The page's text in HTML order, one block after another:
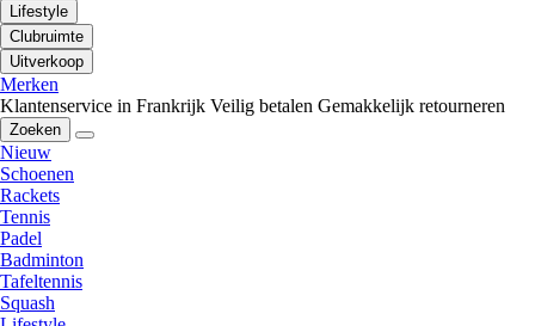
Lifestyle
Clubruimte
Uitverkoop
Merken
Klantenservice in Frankrijk Veilig betalen Gemakkelijk retourneren
Zoeken
Nieuw
Schoenen
Rackets
Tennis
Padel
Badminton
Tafeltennis
Squash